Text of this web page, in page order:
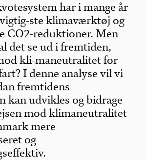
har i mange år
ste klimaværktøj og
CO2-reduktioner. Men
det se ud i fremtiden,
kli-maneutralitet for
I denne analyse vil vi
fremtidens
kan udvikles og bidrage
mod klimaneutralitet
mere
og